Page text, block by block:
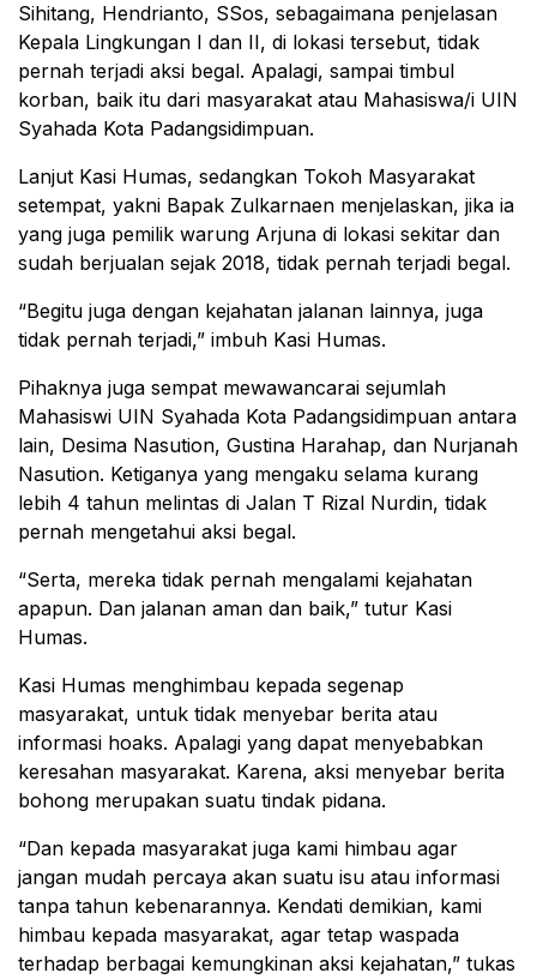
Sihitang, Hendrianto, SSos, sebagaimana penjelasan
Kepala Lingkungan I dan II, di lokasi tersebut, tidak
pernah terjadi aksi begal. Apalagi, sampai timbul
korban, baik itu dari masyarakat atau Mahasiswa/i UIN
Syahada Kota Padangsidimpuan.
Lanjut Kasi Humas, sedangkan Tokoh Masyarakat
setempat, yakni Bapak Zulkarnaen menjelaskan, jika ia
yang juga pemilik warung Arjuna di lokasi sekitar dan
sudah berjualan sejak 2018, tidak pernah terjadi begal.
“Begitu juga dengan kejahatan jalanan lainnya, juga
tidak pernah terjadi,” imbuh Kasi Humas.
Pihaknya juga sempat mewawancarai sejumlah
Mahasiswi UIN Syahada Kota Padangsidimpuan antara
lain, Desima Nasution, Gustina Harahap, dan Nurjanah
Nasution. Ketiganya yang mengaku selama kurang
lebih 4 tahun melintas di Jalan T Rizal Nurdin, tidak
pernah mengetahui aksi begal.
“Serta, mereka tidak pernah mengalami kejahatan
apapun. Dan jalanan aman dan baik,” tutur Kasi
Humas.
Kasi Humas menghimbau kepada segenap
masyarakat, untuk tidak menyebar berita atau
informasi hoaks. Apalagi yang dapat menyebabkan
keresahan masyarakat. Karena, aksi menyebar berita
bohong merupakan suatu tindak pidana.
“Dan kepada masyarakat juga kami himbau agar
jangan mudah percaya akan suatu isu atau informasi
tanpa tahun kebenarannya. Kendati demikian, kami
himbau kepada masyarakat, agar tetap waspada
terhadap berbagai kemungkinan aksi kejahatan,” tukas